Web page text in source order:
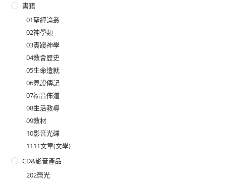
書籍
01聖經論叢
02神學類
03實踐神學
04教會歷史
05生命造就
06見證傳記
07福音佈道
08生活教導
09教材
10影音光碟
1111文章(文學)
CD&影音產品
202榮光